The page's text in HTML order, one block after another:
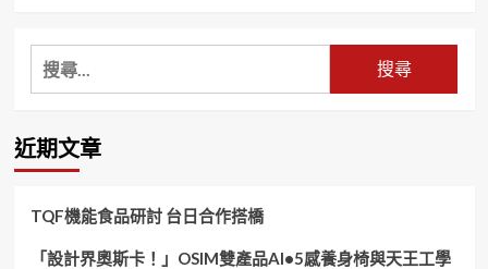
搜
尋
鍵
字:
近期文章
TQF機能食品研討 台日合作搭橋
「設計界奧斯卡！」OSIM雙產品AI•5感養身椅與天王工學